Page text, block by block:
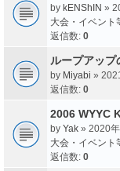
by kENShIN »
大会・イベント
返信数: 0
ループアップ
by Miyabi »
返信数: 0
2006 WYYC
by Yak » 2020
大会・イベント
返信数: 0